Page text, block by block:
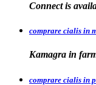
Connect is
comprare cialis in
Kamagra in
comprare cialis in